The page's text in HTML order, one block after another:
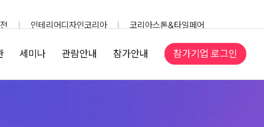
인테리어디자인코리아
코리아스톤&타일페어
세미나 관람안내 참가안내 참가기업 로그인